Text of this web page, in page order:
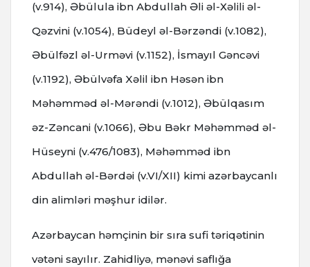
(v.914), Əbülulа ibn Аbdullаh Əli əl-Хəlili əl-
Qəzvini (v.1054), Büdeyl əl-Bərzəndi (v.1082),
Əbülfəzl əl-Urməvi (v.1152), İsmayıl Gəncəvi
(v.1192), Əbülvəfa Xəlil ibn Həsən ibn
Məhəmməd əl-Mərəndi (v.1012), Əbülqasım
əz-Zəncani (v.1066), Əbu Bəkr Məhəmməd əl-
Hüseyni (v.476/1083), Məhəmməd ibn
Abdullah əl-Bərdəi (v.VI/XII) kimi azərbaycanlı
din alimləri məşhur idilər.
Azərbaycan həmçinin bir sıra sufi təriqətinin
vətəni sayılır. Zahidliyə, mənəvi saflığa